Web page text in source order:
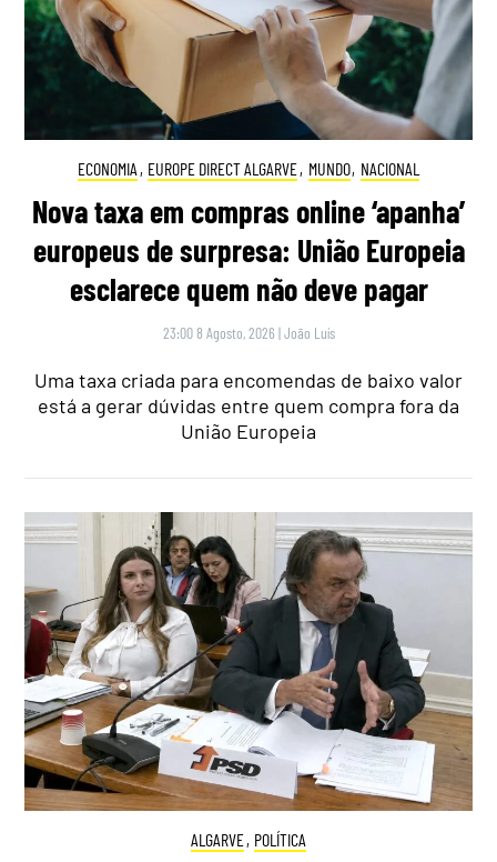
ECONOMIA , EUROPE DIRECT ALGARVE, MUNDO, NACIONAL
Nova taxa em compras online ‘apanha’
europeus de surpresa: União Europeia
esclarece quem não deve pagar
23:00 8 Agosto, 2026 |João Luís
Uma taxa criada para encomendas de baixo valor
está a gerar dúvidas entre quem compra fora da
União Europeia
ALGARVE, POLÍTICA